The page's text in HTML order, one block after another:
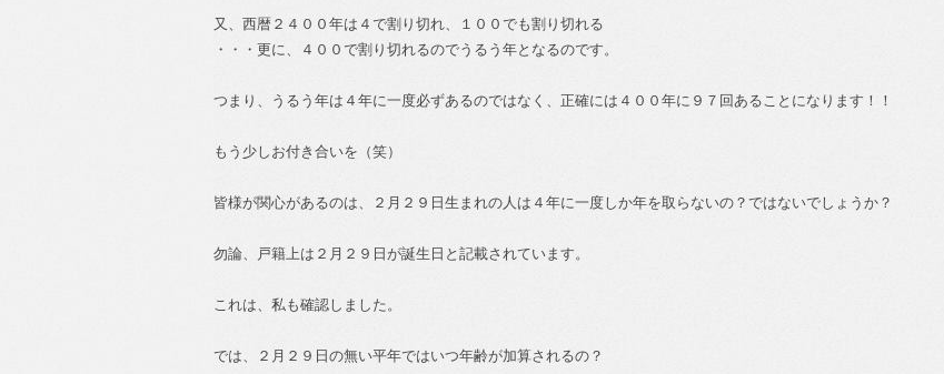
又、西暦２４００年は４で割り切れ、１００でも割り切れる
・・・更に、４００で割り切れるのでうるう年となるのです。
つまり、うるう年は４年に一度必ずあるのではなく、正確には４００年に９７回あることになります！！
もう少しお付き合いを（笑）
皆様が関心があるのは、２月２９日生まれの人は４年に一度しか年を取らないの？ではないでしょうか？
勿論、戸籍上は２月２９日が誕生日と記載されています。
これは、私も確認しました。
では、２月２９日の無い平年ではいつ年齢が加算されるの？